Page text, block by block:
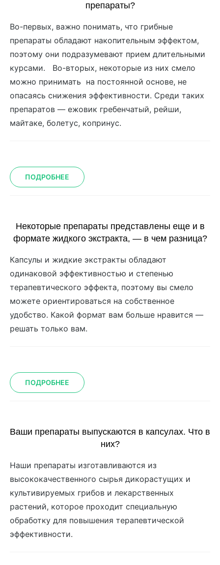
препараты?
Во-первых, важно понимать, что грибные
препараты обладают накопительным эффектом,
поэтому они подразумевают прием длительными
курсами. Во-вторых, некоторые из них смело
можно принимать на постоянной основе, не
опасаясь снижения эффективности. Среди таких
препаратов — ежовик гребенчатый, рейши,
майтаке, болетус, копринус.
ПОДРОБНЕЕ
Некоторые препараты представлены еще и в
формате жидкого экстракта, — в чем разница?
Капсулы и жидкие экстракты обладают
одинаковой эффективностью и степенью
терапевтического эффекта, поэтому вы смело
можете ориентироваться на собственное
удобство. Какой формат вам больше нравится —
решать только вам.
ПОДРОБНЕЕ
Ваши препараты выпускаются в капсулах. Что в
них?
Наши препараты изготавливаются из
высококачественного сырья дикорастущих и
культивируемых грибов и лекарственных
растений, которое проходит специальную
обработку для повышения терапевтической
эффективности.